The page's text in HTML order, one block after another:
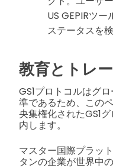
US GEPIRツ
ステータスを
教育とトレ
GS1プロトコルはグ
準であるため、この
央集権化されたGS1
内します。
マスター国際プラッ
タンの企業が世界中